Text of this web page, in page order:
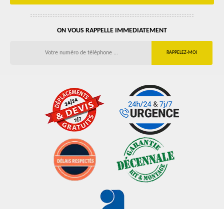
ON VOUS RAPPELLE IMMEDIATEMENT